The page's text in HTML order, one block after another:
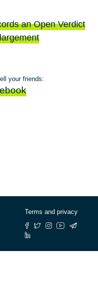
an Open Verdict
your friends:
Terms and privacy